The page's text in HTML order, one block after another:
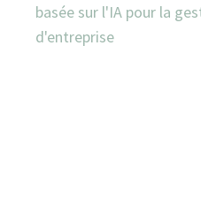
basée sur l'IA pour la
d'entreprise